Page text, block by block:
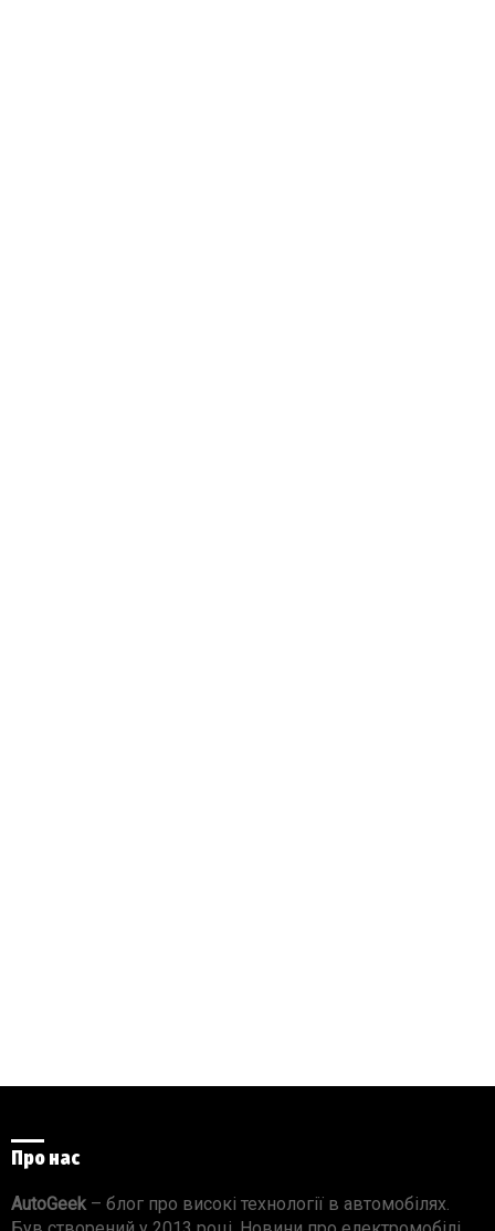
Про нас
AutoGeek– блог про високі технології в автомобілях.